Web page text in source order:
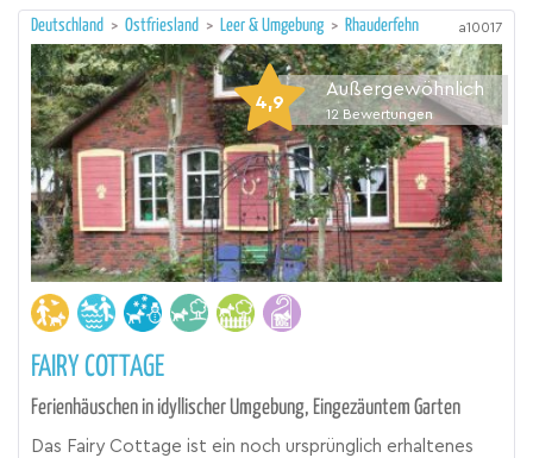
Deutschland > Ostfriesland > Leer & Umgebung > Rhauderfehn a10017
4,9
Außergewöhnlich
12 Bewertungen
FAIRY COTTAGE
Ferienhäuschen in idyllischer Umgebung, Eingezäuntem Garten
Das Fairy Cottage ist ein noch ursprünglich erhaltenes